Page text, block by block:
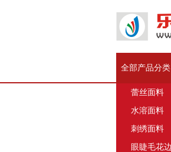
全部产品分类
蕾丝面料
水溶面料
刺绣面料
眼睫毛花边